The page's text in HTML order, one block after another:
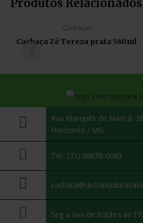
Produtos Relacionados
Cachaças
Cachaça Zé Tereza prata 580ml
Rua Marquês de Maricá,
Horizonte / MG
Tel.: (31) 98678-0063
Seg a Sex de 8:30hrs ás